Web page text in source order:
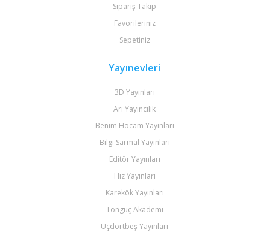
Sipariş Takip
Favorileriniz
Sepetiniz
Yayınevleri
3D Yayınları
Arı Yayıncılık
Benim Hocam Yayınları
Bilgi Sarmal Yayınları
Editör Yayınları
Hız Yayınları
Karekök Yayınları
Tonguç Akademi
Üçdörtbeş Yayınları